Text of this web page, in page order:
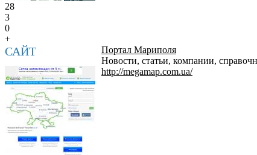
28
3
0
+
САЙТ
Портал Мариполя
Новости, статьи, компании,
http://megamap.com.ua/